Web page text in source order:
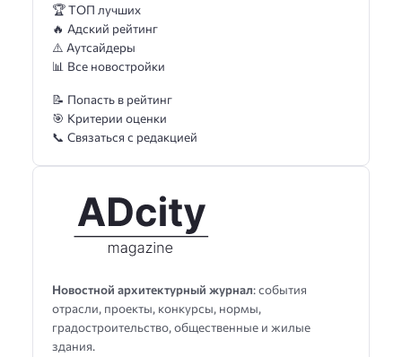
Новостной архитектурный журнал: события
отрасли, проекты, конкурсы, нормы,
градостроительство, общественные и жилые
здания.
🏆 ТОП лучших
🔥 Адский рейтинг
⚠️ Аутсайдеры
📊 Все новостройки
📝 Попасть в рейтинг
🎯 Критерии оценки
📞 Связаться с редакцией